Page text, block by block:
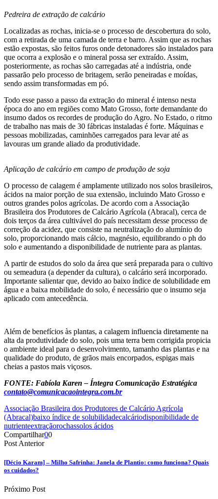
Pedreira de extração de calcário
Localizadas as rochas, inicia-se o processo de descobertura do solo,
com a retirada de uma camada de terra e barro. Assim que as rochas
estão expostas, são feitos furos onde detonadores são instalados para
que ocorra a explosão e o mineral possa ser extraído. Assim,
posteriormente, as rochas são carregadas até a indústria, onde
passarão pelo processo de britagem, serão peneiradas e moídas,
sendo assim transformadas em pó.
Todo esse passo a passo da extração do mineral é intenso nesta
época do ano em regiões como Mato Grosso, forte demandante do
insumo dados os recordes de produção do Agro. No Estado, o ritmo
de trabalho nas mais de 30 fábricas instaladas é forte. Máquinas e
pessoas mobilizadas, caminhões carregados para levar até as
lavouras um grande aliado da produtividade.
Aplicação de calcário em campo de produção de soja
O processo de calagem é amplamente utilizado nos solos brasileiros,
ácidos na maior porção de sua extensão, incluindo Mato Grosso e
outros grandes polos agrícolas. De acordo com a Associação
Brasileira dos Produtores de Calcário Agrícola (Abracal), cerca de
dois terços da área cultivável do país necessitam desse processo de
correção da acidez, que consiste na neutralização do alumínio do
solo, proporcionando mais cálcio, magnésio, equilibrando o ph do
solo e aumentando a disponibilidade de nutriente para as plantas.
A partir de estudos do solo da área que será preparada para o cultivo
ou semeadura (a depender da cultura), o calcário será incorporado.
Importante salientar que, devido ao baixo índice de solubilidade em
água e a baixa mobilidade do solo, é necessário que o insumo seja
aplicado com antecedência.
Além de benefícios às plantas, a calagem influencia diretamente na
alta da produtividade do solo, pois uma terra bem corrigida propicia
o ambiente ideal para o desenvolvimento, tamanho das plantas e na
qualidade do produto, de grãos mais encorpados, espigas mais
cheias a pastos mais viçosos.
FONTE: Fabíola Karen – Íntegra Comunicação Estratégica
contato@comunicacaointegra.com.br
Associação Brasileira dos Produtores de Calcário Agrícola
(Abracal)baixo índice de solubilidadecalcáriodisponibilidade de
nutrienteextraçãorochassolos ácidos
Compartilhar00
Post Anterior
[Décio Karam] – Milho Safrinha: Janela de Plantio: como funciona? Quais
os cuidados?
Próximo Post